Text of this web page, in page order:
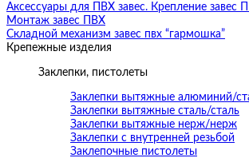
Аксессуары для ПВХ завес. Крепление завес
Монтаж завес ПВХ
Складной механизм завес пвх “гармошка”
Крепежные изделия
Заклепки, пистолеты
Заклепки вытяжные алюминий/
Заклепки вытяжные сталь/сталь
Заклепки вытяжные нерж/нерж
Заклепки с внутренней резьбой
Заклепочные пистолеты